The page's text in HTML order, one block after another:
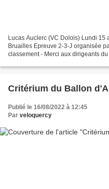
Lucas Auclerc (VC Dolois) Lundi 15
Bruailles Epreuve 2-3-J organisée
classement - Merci aux dirigeants
Critérium du Ballon
Publié le 16/08/2022 à 12:45
Par veloquercy